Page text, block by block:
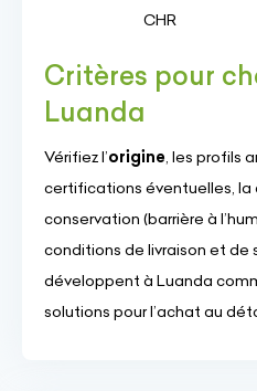
CHR
Critères pour
Luanda
Vérifiez l’origine, les profils
certifications éventuelles, la
conservation (barrière à
conditions de livraison et de
développent à Luanda
solutions pour l’achat au